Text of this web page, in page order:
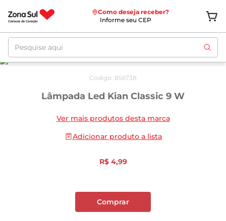
Como deseja receber?
Informe seu CEP
Pesquise aqui
Código: 856738
Lâmpada Led Kian Classic 9 W
Ver mais produtos desta marca
Adicionar produto a lista
R$ 4,99
Comprar